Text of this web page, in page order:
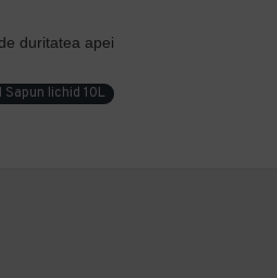
duritatea apei
Sapun lichid 10L